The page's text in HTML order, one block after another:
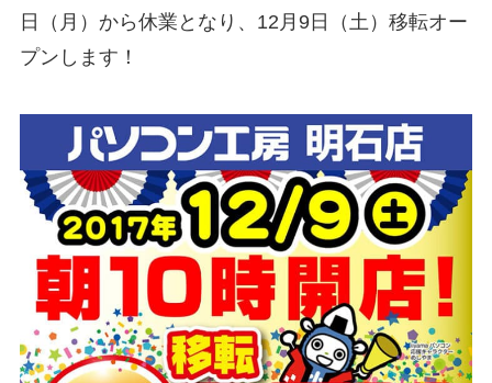
日（月）から休業となり、12月9日（土）移転オー
プンします！